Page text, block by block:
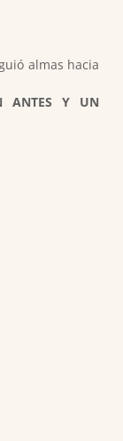
almas hacia
ANTES Y UN